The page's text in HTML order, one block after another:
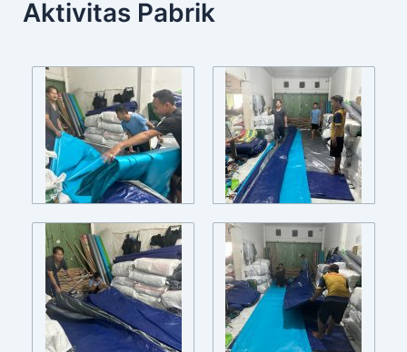
Aktivitas Pabrik